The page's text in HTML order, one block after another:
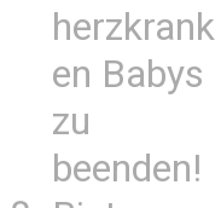
herzkrank
en Babys
zu
beenden!